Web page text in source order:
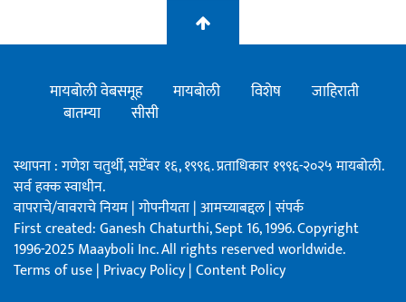
मायबोली वेबसमूह मायबोली विशेष
जाहिराती
बातम्या
सीसी
स्थापना : गणेश चतुर्थी, सप्टेंबर १६, १९९६. प्रताधिकार १९९६-२०२५ मायबोली.
सर्व हक्क स्वाधीन.
वापराचे/वावराचे नियम|गोपनीयता|आमच्याबद्दल|संपर्क
First created: Ganesh Chaturthi, Sept 16, 1996. Copyright
1996-2025 Maayboli Inc. All rights reserved worldwide.
Terms of use| Privacy Policy|Content Policy